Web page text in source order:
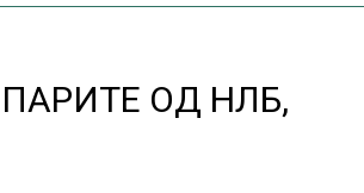
ОД НЛБ,